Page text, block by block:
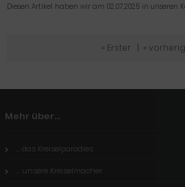
Diesen Artikel haben wir am 02.07.2025 in
« Erster «
Mehr über...
... das Kreiselparadies
... unsere Kreiselmacher